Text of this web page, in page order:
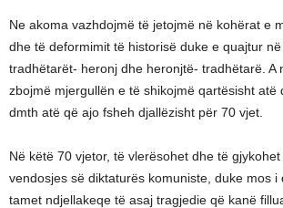
Ne akoma vazhdojmë të jetojmë në kohërat e
dhe të deformimit të historisë duke e quajtur
tradhëtarët- heronj dhe heronjtë- tradhëtarë. A
zbojmë mjergullën e të shikojmë qartësisht atë
dmth atë që ajo fsheh djallëzisht për 70 vjet.
Në këtë 70 vjetor, të vlerësohet dhe të
vendosjes së diktaturës komuniste, duke mos i
tamet ndjellakeqe të asaj tragjedie që kanë